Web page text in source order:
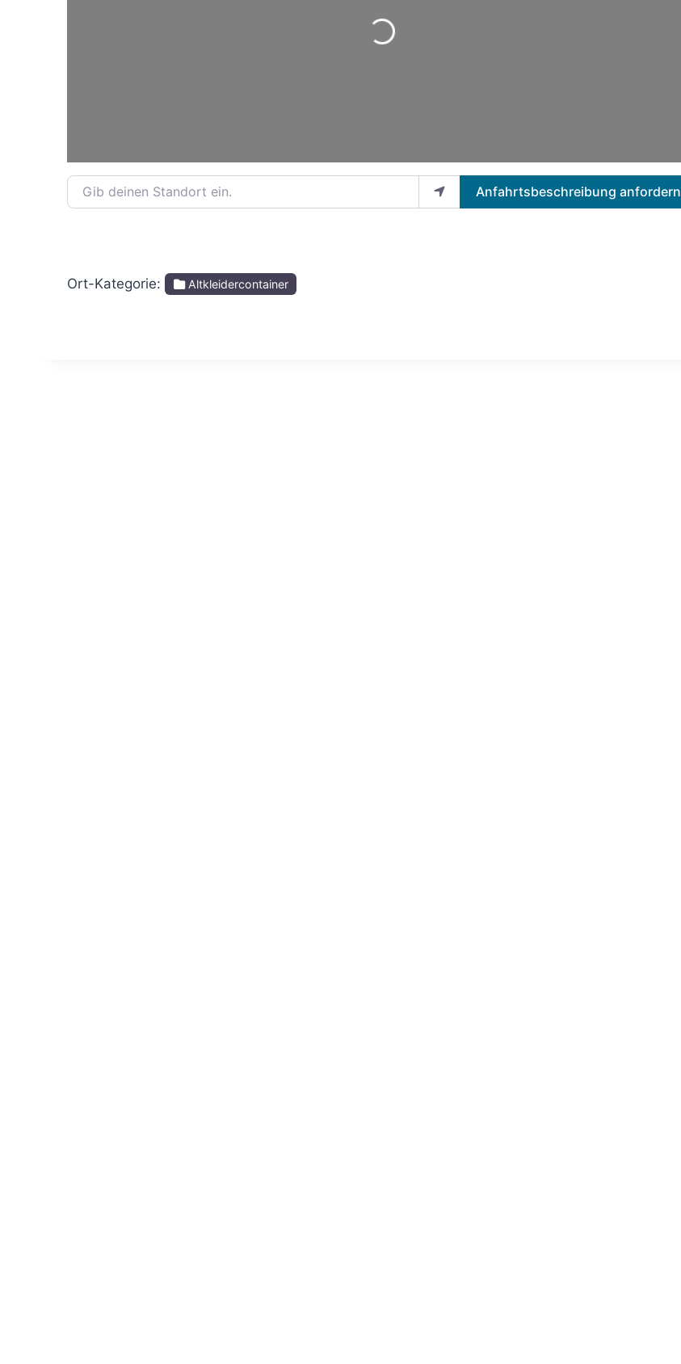
Gib deinen Standort ein. Anfahrtsbeschreibung anfordern
Ort-Kategorie: Altkleidercontainer